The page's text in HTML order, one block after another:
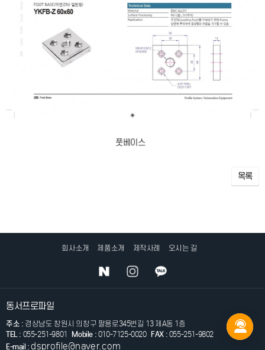
풋베이스
목록
회사소개 제품소개 제작사례 오시는 길
동서프로파일
주소 : 경상남도 창원시 의창구 팔용로345번길 13 제A동 1층
TEL : 055-251-9801 Mobile : 010-7125-0020 FAX : 055-251-9802
E-mail :dsprofile@naver.com